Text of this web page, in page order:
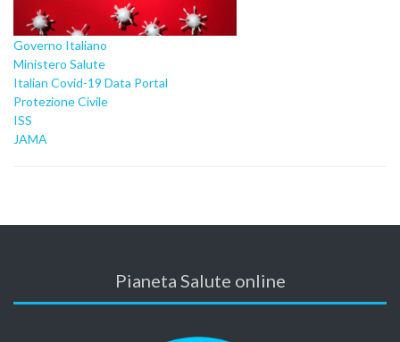
Governo Italiano
Ministero Salute
Italian Covid-19 Data Portal
Protezione Civile
ISS
JAMA
Pianeta Salute online